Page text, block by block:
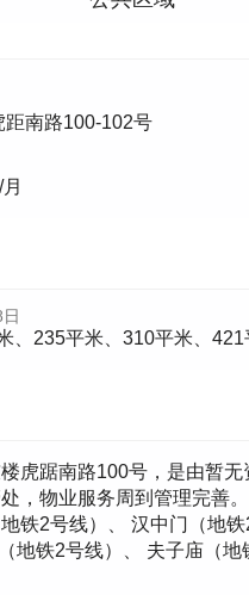
南路100-102号
、235平米、310平米、
虎踞南路100号，是由暂
，物业服务周到管理完善。
铁2号线）、 汉中门（地
地铁2号线）、 夫子庙（